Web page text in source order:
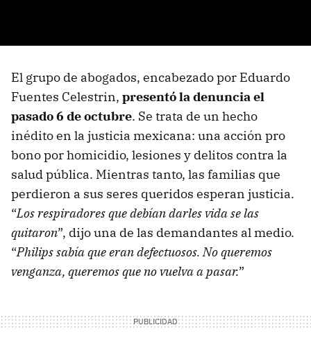
El grupo de abogados, encabezado por Eduardo
Fuentes Celestrin, presentó la denuncia el
pasado 6 de octubre. Se trata de un hecho
inédito en la justicia mexicana: una acción pro
bono por homicidio, lesiones y delitos contra la
salud pública. Mientras tanto, las familias que
perdieron a sus seres queridos esperan justicia.
“Los respiradores que debían darles vida se las
quitaron”, dijo una de las demandantes al medio.
“Philips sabía que eran defectuosos. No queremos
venganza, queremos que no vuelva a pasar.”